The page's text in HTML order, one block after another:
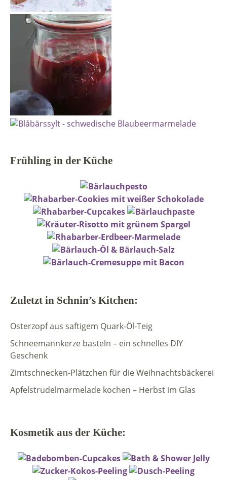
Frühling in der Küche
Zuletzt in Schnin’s Kitchen:
Osterzopf aus saftigem Quark-Öl-Teig
Schneemannkerze basteln – ein schnelles DIY
Geschenk
Zimtschnecken-Plätzchen für die Weihnachtsbäckerei
Apfelstrudelmarmelade kochen – Herbst im Glas
Kosmetik aus der Küche: